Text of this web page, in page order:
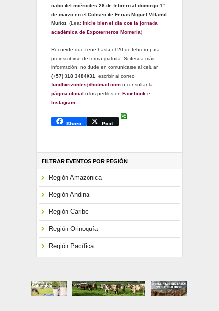
cabo del miércoles 26 de febrero al domingo 1°
de marzo en el Coliseo de Ferias Miguel Villamil
Muñoz. (Lea: Inicie bien el día con la jornada
académica de Expoterneros Montería)
Recuerde que tiene hasta el 20 de febrero para
preinscribirse de forma gratuita. Si desea más
información, no dude en comunicarse al celular
(+57) 318 3484031
, escribir al correo
fundhorizontes@hotmail.como consultar la
página oficial o los perfiles en Facebooke
Instagram.
Share Post
FILTRAR EVENTOS POR REGIÓN
Región Amazónica
Región Andina
Región Caribe
Región Orinoquía
Región Pacífica